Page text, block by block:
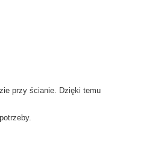
przy ścianie. Dzięki temu